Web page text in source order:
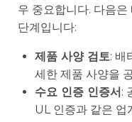
우 중요합니다. 다음
단계입니다:
제품 사양 검토: 배
세한 제품 사양을
수요 인증 인증서 :
UL 인증과 같은 업